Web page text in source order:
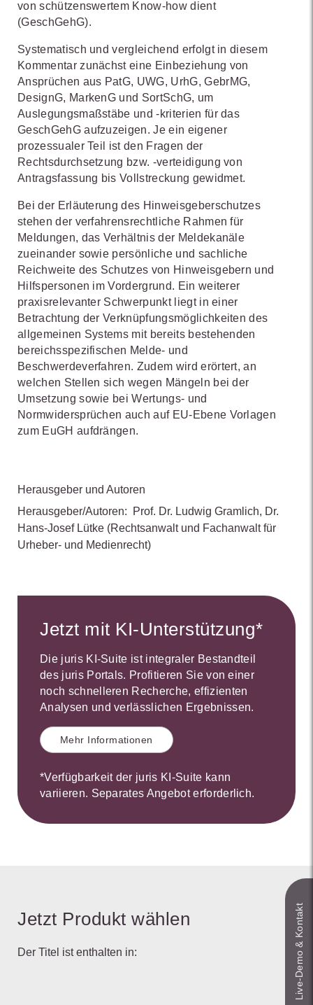
von schützenswertem Know-how dient
(GeschGehG).
Systematisch und vergleichend erfolgt in diesem
Kommentar zunächst eine Einbeziehung von
Ansprüchen aus PatG, UWG, UrhG, GebrMG,
DesignG, MarkenG und SortSchG, um
Auslegungsmaßstäbe und -kriterien für das
GeschGehG aufzuzeigen. Je ein eigener
prozessualer Teil ist den Fragen der
Rechtsdurchsetzung bzw. -verteidigung von
Antragsfassung bis Vollstreckung gewidmet.
Bei der Erläuterung des Hinweisgeberschutzes
stehen der verfahrensrechtliche Rahmen für
Meldungen, das Verhältnis der Meldekanäle
zueinander sowie persönliche und sachliche
Reichweite des Schutzes von Hinweisgebern und
Hilfspersonen im Vordergrund. Ein weiterer
praxisrelevanter Schwerpunkt liegt in einer
Betrachtung der Verknüpfungsmöglichkeiten des
allgemeinen Systems mit bereits bestehenden
bereichsspezifischen Melde- und
Beschwerdeverfahren. Zudem wird erörtert, an
welchen Stellen sich wegen Mängeln bei der
Umsetzung sowie bei Wertungs- und
Normwidersprüchen auch auf EU-Ebene Vorlagen
zum EuGH aufdrängen.
Herausgeber und Autoren
Herausgeber/Autoren:
Prof. Dr. Ludwig Gramlich, Dr.
Hans-Josef Lütke (Rechtsanwalt und Fachanwalt für
Urheber- und Medienrecht)
Jetzt mit KI-Unterstützung*
Die juris KI-Suite ist integraler Bestandteil
des juris Portals. Profitieren Sie von einer
noch schnelleren Recherche, effizienten
Analysen und verlässlichen Ergebnissen.
Mehr Informationen
*Verfügbarkeit der juris KI-Suite kann
variieren. Separates Angebot erforderlich.
Jetzt Produkt wählen
Der Titel ist enthalten in: Live‑Demo & Kontakt